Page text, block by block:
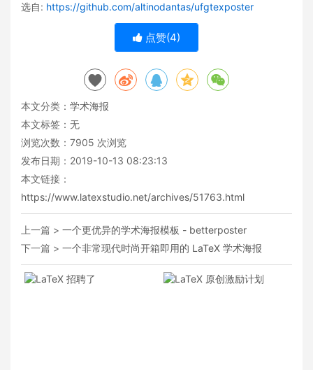
选自: https://github.com/altinodantas/ufgtexposter
点赞(4)
本文分类： 学术海报
本文标签：无
浏览次数： 7905 次浏览
发布日期：2019-10-13 08:23:13
本文链接：
https://www.latexstudio.net/archives/51763.html
上一篇 > 一个更优异的学术海报模板 - betterposter
下一篇 > 一个非常现代时尚开箱即用的 LaTeX 学术海报